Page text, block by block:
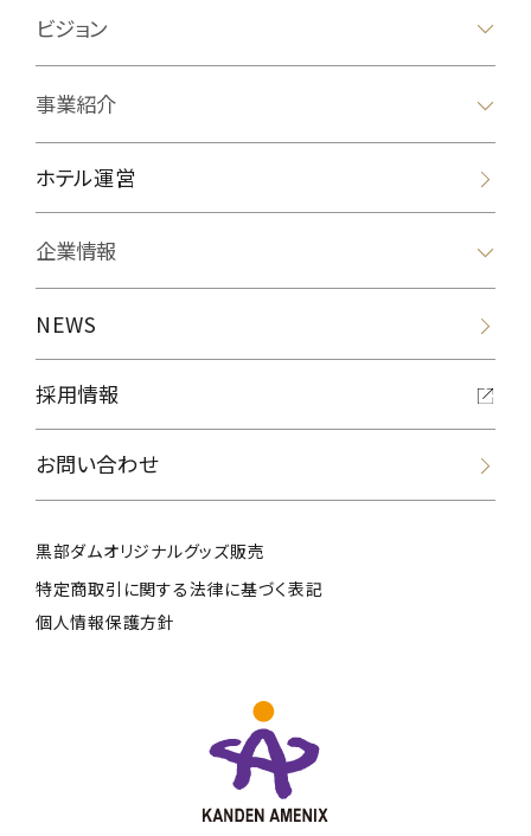
ビジョン
事業紹介
ホテル運営
企業情報
NEWS
採用情報
お問い合わせ
黒部ダムオリジナルグッズ販売
特定商取引に関する法律に基づく表記
個人情報保護方針